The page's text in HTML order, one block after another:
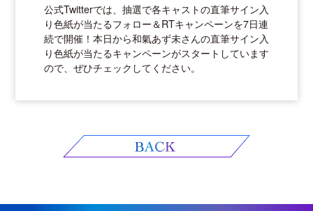
公式Twitterでは、抽選で各キャストの直筆サイン入
り色紙が当たるフォロー＆RTキャンペーンを7日連
続で開催！本日から和氣あず未さんの直筆サイン入
り色紙が当たるキャンペーンがスタートしています
ので、ぜひチェックしてください。